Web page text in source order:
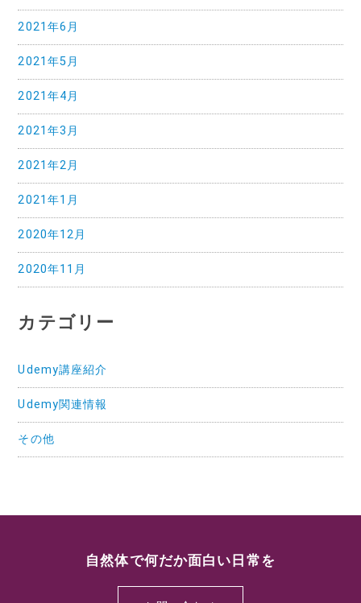
2021年6月
2021年5月
2021年4月
2021年3月
2021年2月
2021年1月
2020年12月
2020年11月
カテゴリー
Udemy講座紹介
Udemy関連情報
その他
自然体で何だか面白い日常を